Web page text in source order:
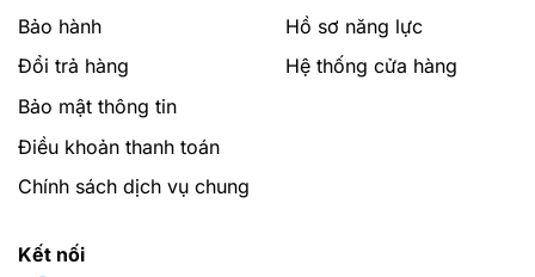
Bảo hành
Đổi trả hàng
Bảo mật thông tin
Điều khoản thanh toán
Chính sách dịch vụ chung
Hồ sơ năng lực
Hệ thống cửa hàng
Kết nối